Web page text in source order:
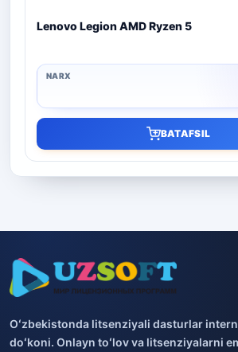
Lenovo Legion AMD Ryzen 5
BATAFSIL
Oʻzbekistonda litsenziyali dasturlar
doʻkoni. Onlayn toʻlov va litsenziyalarni